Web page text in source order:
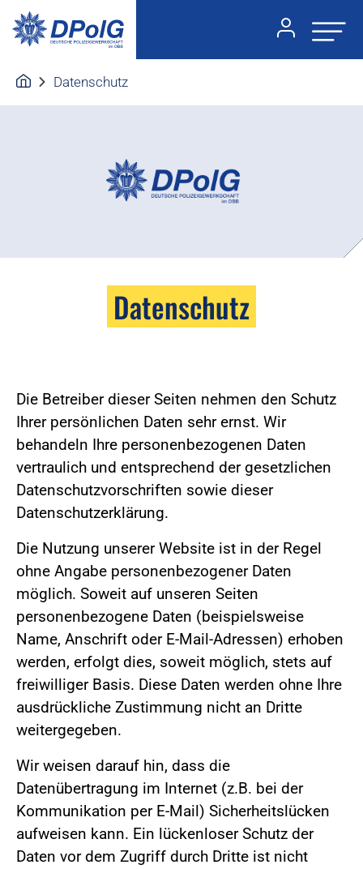
Datenschutz
Datenschutz
Die Betreiber dieser Seiten nehmen den Schutz
Ihrer persönlichen Daten sehr ernst. Wir
behandeln Ihre personenbezogenen Daten
vertraulich und entsprechend der gesetzlichen
Datenschutzvorschriften sowie dieser
Datenschutzerklärung.
Die Nutzung unserer Website ist in der Regel
ohne Angabe personenbezogener Daten
möglich. Soweit auf unseren Seiten
personenbezogene Daten (beispielsweise
Name, Anschrift oder E-Mail-Adressen) erhoben
werden, erfolgt dies, soweit möglich, stets auf
freiwilliger Basis. Diese Daten werden ohne Ihre
ausdrückliche Zustimmung nicht an Dritte
weitergegeben.
Wir weisen darauf hin, dass die
Datenübertragung im Internet (z.B. bei der
Kommunikation per E-Mail) Sicherheitslücken
aufweisen kann. Ein lückenloser Schutz der
Daten vor dem Zugriff durch Dritte ist nicht